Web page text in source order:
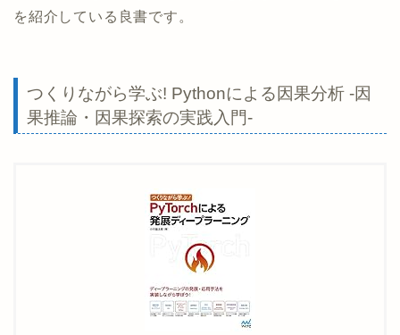
を紹介している良書です。
つくりながら学ぶ! Pythonによる因果分析 -因
果推論・因果探索の実践入門-